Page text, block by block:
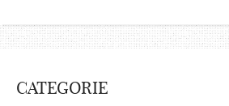
CATEGORIE